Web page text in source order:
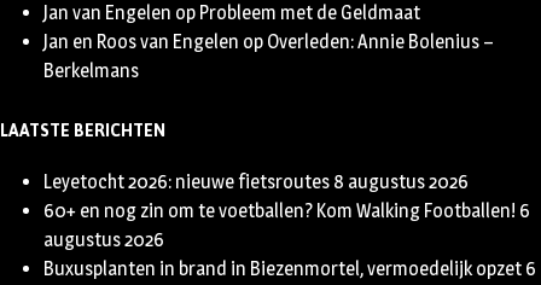
Jan van Engelen op Probleem met de Geldmaat
Jan en Roos van Engelen op Overleden: Annie Bolenius –
Berkelmans
LAATSTE BERICHTEN
Leyetocht 2026: nieuwe fietsroutes 8 augustus 2026
60+ en nog zin om te voetballen? Kom Walking Footballen! 6
augustus 2026
Buxusplanten in brand in Biezenmortel, vermoedelijk opzet 6